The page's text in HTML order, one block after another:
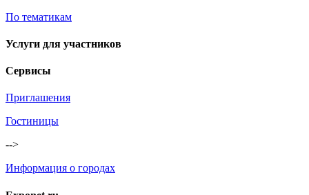
По тематикам
Услуги для участников
Сервисы
Приглашения
Гостиницы
-->
Информация о городах